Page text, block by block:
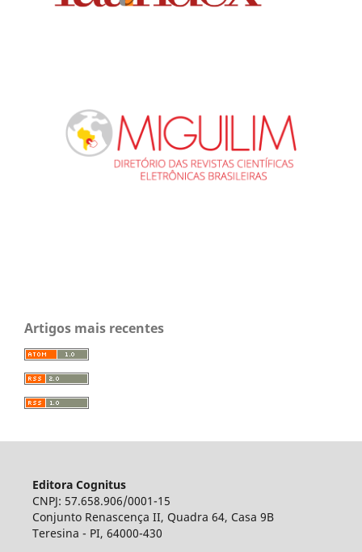
Artigos mais recentes
Editora Cognitus
CNPJ: 57.658.906/0001-15
Conjunto Renascença II, Quadra 64, Casa 9B
Teresina - PI, 64000-430